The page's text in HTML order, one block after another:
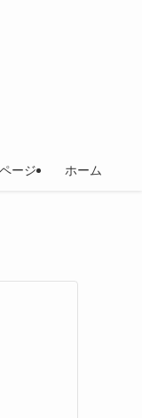
ージ ホーム